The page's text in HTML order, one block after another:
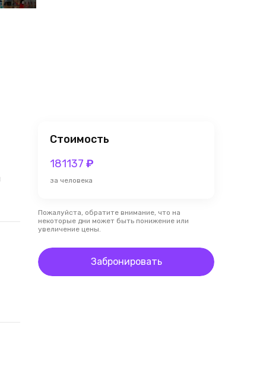
Стоимость
181137 ₽
за человека
Пожалуйста, обратите внимание, что на
некоторые дни может быть понижение или
увеличение цены.
Забронировать